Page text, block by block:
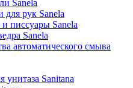
Sanela
рук Sanela
писсуары Sanela
Sanela
автоматического смыва
унитаза Sanitana